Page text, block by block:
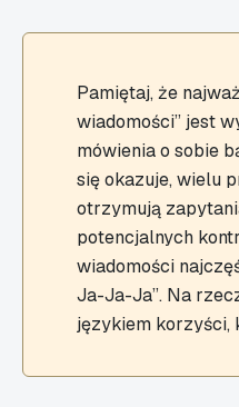
Pamiętaj, że
wiadomości” jest
mówienia o sobie
się okazuje, wielu
otrzymują
potencjalnych
wiadomości
Ja-Ja-Ja”. Na
językiem korzyści,